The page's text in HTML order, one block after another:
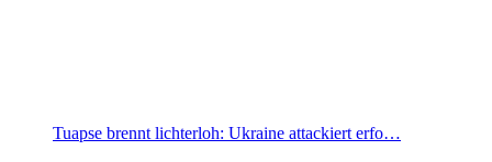
Tuapse brennt lichterloh: Ukraine attackiert erfo…